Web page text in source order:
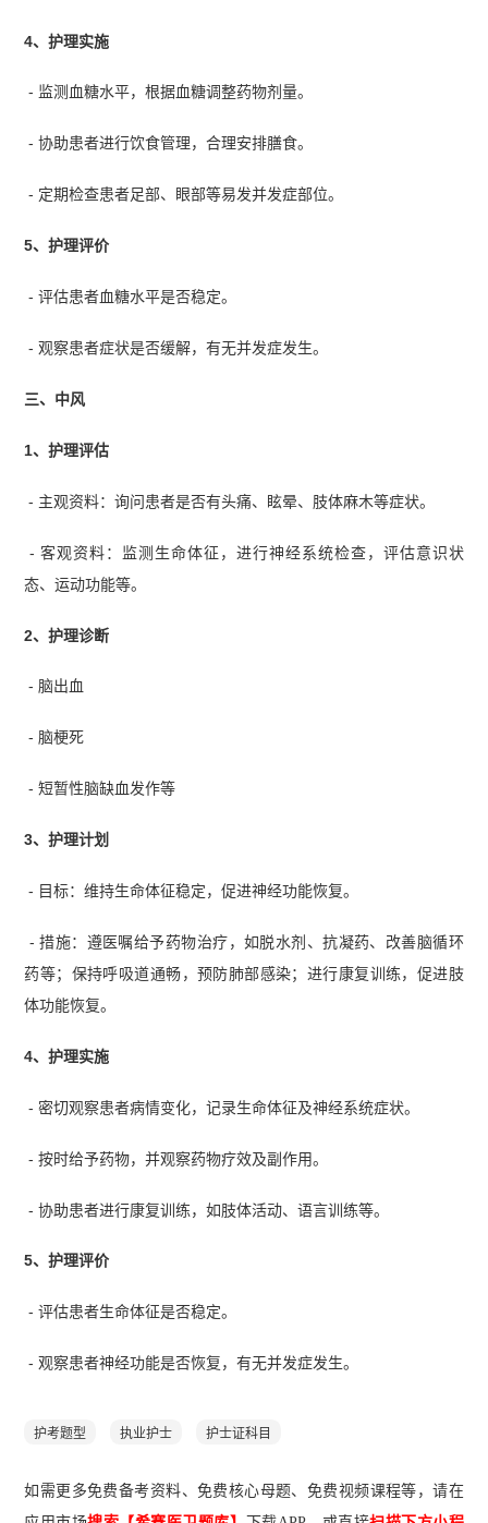
4、护理实施
- 监测血糖水平，根据血糖调整药物剂量。
- 协助患者进行饮食管理，合理安排膳食。
- 定期检查患者足部、眼部等易发并发症部位。
5、护理评价
- 评估患者血糖水平是否稳定。
- 观察患者症状是否缓解，有无并发症发生。
三、中风
1、护理评估
- 主观资料：询问患者是否有头痛、眩晕、肢体麻木等症状。
- 客观资料：监测生命体征，进行神经系统检查，评估意识状
态、运动功能等。
2、护理诊断
- 脑出血
- 脑梗死
- 短暂性脑缺血发作等
3、护理计划
- 目标：维持生命体征稳定，促进神经功能恢复。
- 措施：遵医嘱给予药物治疗，如脱水剂、抗凝药、改善脑循环
药等；保持呼吸道通畅，预防肺部感染；进行康复训练，促进肢
体功能恢复。
4、护理实施
- 密切观察患者病情变化，记录生命体征及神经系统症状。
- 按时给予药物，并观察药物疗效及副作用。
- 协助患者进行康复训练，如肢体活动、语言训练等。
5、护理评价
- 评估患者生命体征是否稳定。
- 观察患者神经功能是否恢复，有无并发症发生。
护考题型 执业护士 护士证科目
如需更多免费备考资料、免费核心母题、免费视频课程等，请在